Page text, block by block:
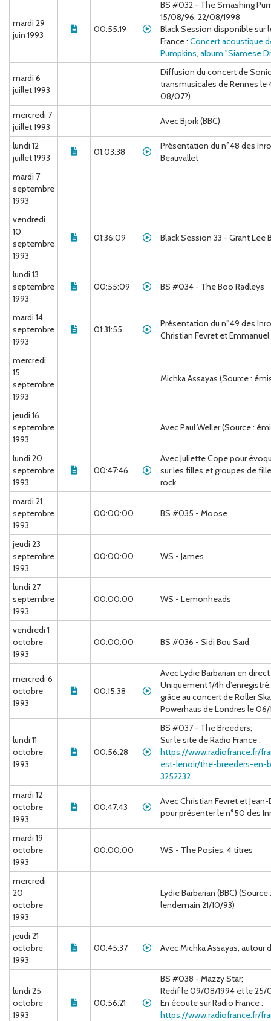
mardi 29
juin 1993
00:55:19
BS #032 - The Smashing
15/08/96; 22/08/1998
Black Session disponible sur
France : Concert acoustique
Pumpkins, album "Siamese
mardi 6
juillet 1993
Diffusion du concert de
transmusicales de Rennes le
08/07?)
mercredi 7
juillet 1993
Avec Bjork (BBC)
lundi 12
juillet 1993
01:03:38
Présentation du n°48 des
Beauvallet
mardi 7
septembre
1993
vendredi
10
septembre
1993
01:36:09 Black Session 33 - Grant Lee
lundi 13
septembre
1993
00:55:09 BS #034 - The Boo Radleys
mardi 14
septembre
1993
01:31:55
Présentation du n°49 des
Christian Fevret et Emmanuel
mercredi
15
septembre
1993
Michka Assayas (Source :
jeudi 16
septembre
1993
Avec Paul Weller (Source :
lundi 20
septembre
1993
00:47:46
Avec Juliette Cope pour
sur les filles et groupes de
rock.
mardi 21
septembre
1993
00:00:00 BS #035 - Moose
jeudi 23
septembre
1993
00:00:00 WS - James
lundi 27
septembre
1993
00:00:00 WS - Lemonheads
vendredi 1
octobre
1993
00:00:00 BS #036 - Sidi Bou Saïd
mercredi 6
octobre
1993
00:15:38
Avec Lydie Barbarian en direct
Uniquement 1/4h
grâce au concert de Roller
Powerhaus de Londres le 06/
lundi 11
octobre
1993
00:56:28
BS #037 - The Breeders;
Sur le site de Radio France :
https://www.radiofrance.fr/
est-lenoir/the-breeders-en-
3252232
mardi 12
octobre
1993
00:47:43
Avec Christian Fevret et
pour présenter le n°50 des
mardi 19
octobre
1993
00:00:00 WS - The Posies, 4 titres
mercredi
20
octobre
1993
Lydie Barbarian (BBC)
lendemain 21/10/93)
jeudi 21
octobre
1993
00:45:37 Avec Michka Assayas, autour
lundi 25
octobre
1993
00:56:21
BS #038 - Mazzy Star;
Redif le 09/08/1994 et le
En écoute sur Radio France :
https://www.radiofrance.fr/